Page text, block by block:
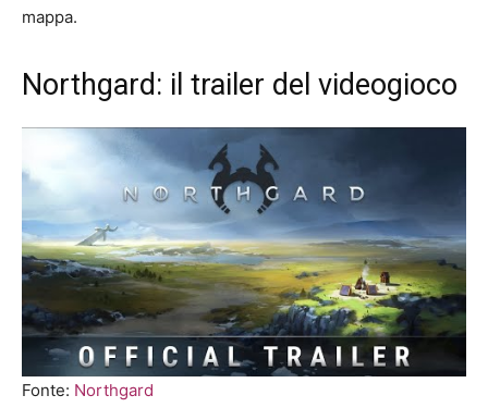
mappa.
Northgard: il trailer del videogioco
Fonte: Northgard